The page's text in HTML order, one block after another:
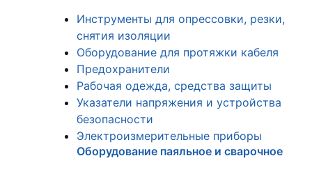
Инструменты для опрессовки, резки,
снятия изоляции
Оборудование для протяжки кабеля
Предохранители
Рабочая одежда, средства защиты
Указатели напряжения и устройства
безопасности
Электроизмерительные приборы
Оборудование паяльное и сварочное